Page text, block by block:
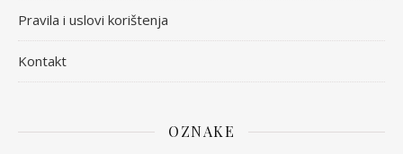
Pravila i uslovi korištenja
Kontakt
OZNAKE